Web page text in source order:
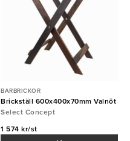
BARBRICKOR
Brickställ 600x400x70mm Valnöt
Select Concept
1 574 kr/st